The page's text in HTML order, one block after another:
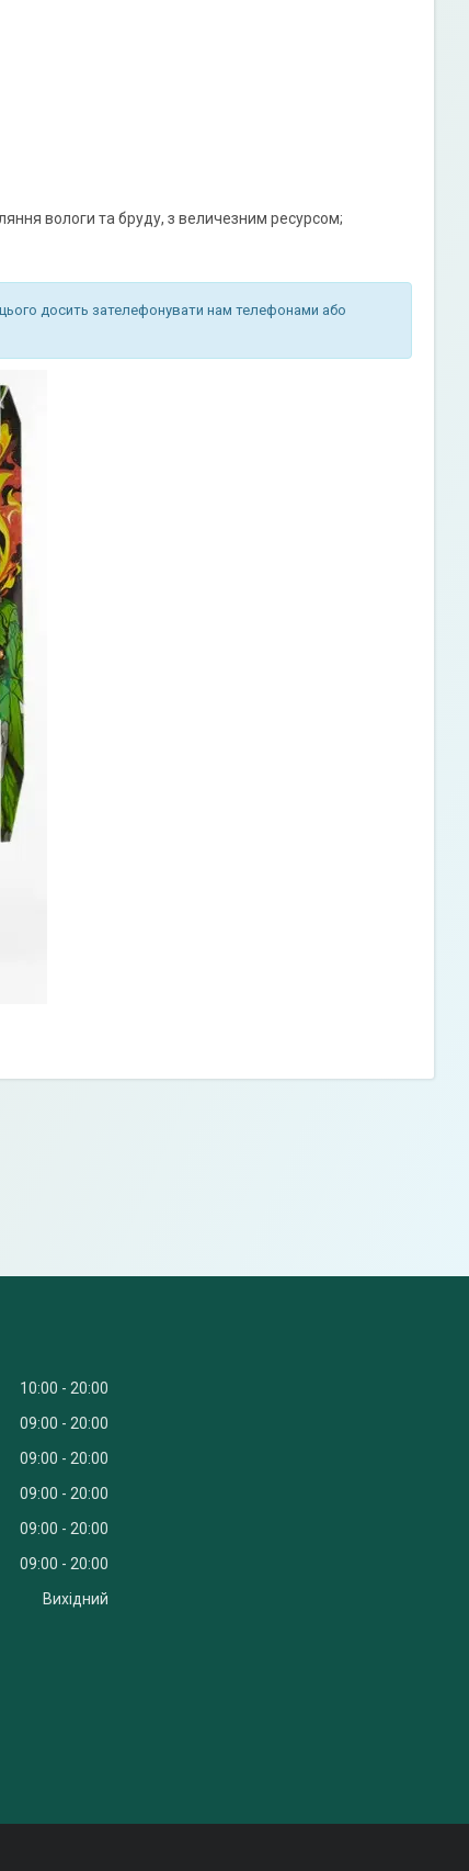
вологи та бруду, з величезним ресурсом;
досить зателефонувати нам телефонами або
10:00
20:00
09:00
20:00
09:00
20:00
09:00
20:00
09:00
20:00
09:00
20:00
Вихідний